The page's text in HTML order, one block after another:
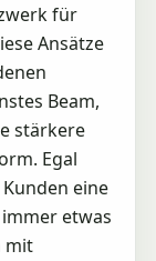
für
Ansätze
Beam,
stärkere
Egal
eine
etwas
mit